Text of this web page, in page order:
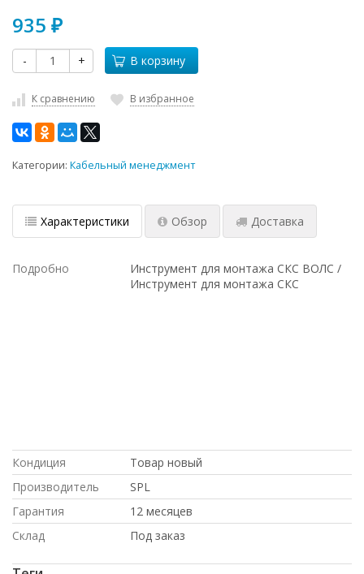
935 ₽
- + В корзину
К сравнению В избранное
Категории: Кабельный менеджмент
Характеристики Обзор Доставка
Подробно
Инструмент для монтажа СКС ВОЛС /
Инструмент для монтажа СКС
Кондиция
Товар новый
Производитель
SPL
Гарантия
12 месяцев
Склад
Под заказ